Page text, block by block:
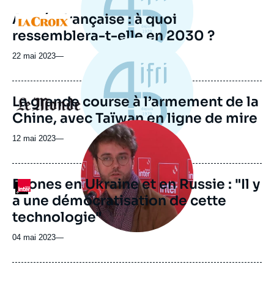
Logo
Armée française : à quoi
ressemblera-t-elle en 2030 ?
22 mai 2023—
Logo
La grande course à l’armement de la
Chine, avec Taïwan en ligne de mire
12 mai 2023—
Logo
Image
principale
médiatique
Drones en Ukraine et en Russie : "Il y
a une démocratisation de cette
technologie"
04 mai 2023—